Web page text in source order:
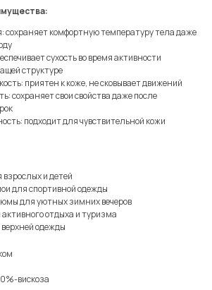
сохраняет комфортную температуру тела даже
сухость во время активности
структуре
приятен к коже, не сковывает движений
сохраняет свои свойства даже после
подходит для чувствительной кожи
и детей
для спортивной одежды
для уютных зимних вечеров
отдыха и туризма
одежды
вискоза